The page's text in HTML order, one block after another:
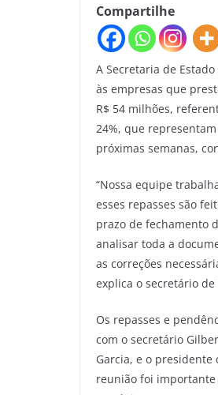
Compartilhe
A Secretaria de
às empresas que
R$ 54 milhões,
24%, que
próximas semanas,
“Nossa equipe
esses repasses são
prazo de fechamento
analisar toda a
as correções
explica o secretário
Os repasses e
com o secretário
Garcia, e o presidente
reunião foi importante